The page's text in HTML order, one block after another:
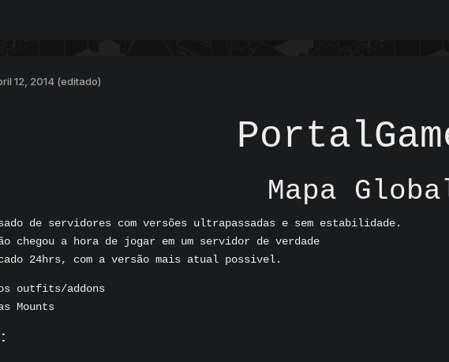
12, 2014 (editado)
Mapa
de servidores com versões ultrapassadas e sem estabilidade.
chegou a hora de jogar em um servidor de verdade
24hrs, com a versão mais atual possivel.
outfits/addons
Mounts